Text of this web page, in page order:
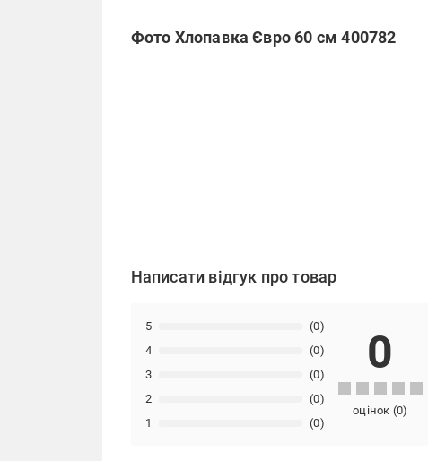
Фото Хлопавка Євро 60 см 400782
Написати відгук про товар
1 (0)
2 (0)
3 (0)
4 (0)
5 (0)
0
оцінок (0)